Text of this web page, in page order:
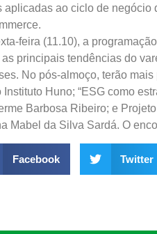
aplicadas ao ciclo de negócio
feira (11.10), a
principais tendências do
No pós-almoço, terão
Instituto Huno; “ESG como
Barbosa Ribeiro; e
Mabel da Silva Sardá. O
Facebook Twitter